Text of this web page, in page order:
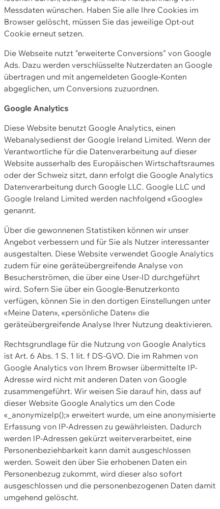
Messdaten wünschen. Haben Sie alle Ihre Cookies im
Browser gelöscht, müssen Sie das jeweilige Opt-out
Cookie erneut setzen.
Die Webseite nutzt "erweiterte Conversions" von Google
Ads. Dazu werden verschlüsselte Nutzerdaten an Google
übertragen und mit angemeldeten Google-Konten
abgeglichen, um Conversions zuzuordnen.
Google Analytics
Diese Website benutzt Google Analytics, einen
Webanalysedienst der Google Ireland Limited. Wenn der
Verantwortliche für die Datenverarbeitung auf dieser
Website ausserhalb des Europäischen Wirtschaftsraumes
oder der Schweiz sitzt, dann erfolgt die Google Analytics
Datenverarbeitung durch Google LLC. Google LLC und
Google Ireland Limited werden nachfolgend «Google»
genannt.
Über die gewonnenen Statistiken können wir unser
Angebot verbessern und für Sie als Nutzer interessanter
ausgestalten. Diese Website verwendet Google Analytics
zudem für eine geräteübergreifende Analyse von
Besucherströmen, die über eine User-ID durchgeführt
wird. Sofern Sie über ein Google-Benutzerkonto
verfügen, können Sie in den dortigen Einstellungen unter
«Meine Daten», «persönliche Daten» die
geräteübergreifende Analyse Ihrer Nutzung deaktivieren.
Rechtsgrundlage für die Nutzung von Google Analytics
ist Art. 6 Abs. 1 S. 1 lit. f DS-GVO. Die im Rahmen von
Google Analytics von Ihrem Browser übermittelte IP-
Adresse wird nicht mit anderen Daten von Google
zusammengeführt. Wir weisen Sie darauf hin, dass auf
dieser Website Google Analytics um den Code
«_anonymizeIp();» erweitert wurde, um eine anonymisierte
Erfassung von IP-Adressen zu gewährleisten. Dadurch
werden IP-Adressen gekürzt weiterverarbeitet, eine
Personenbeziehbarkeit kann damit ausgeschlossen
werden. Soweit den über Sie erhobenen Daten ein
Personenbezug zukommt, wird dieser also sofort
ausgeschlossen und die personenbezogenen Daten damit
umgehend gelöscht.